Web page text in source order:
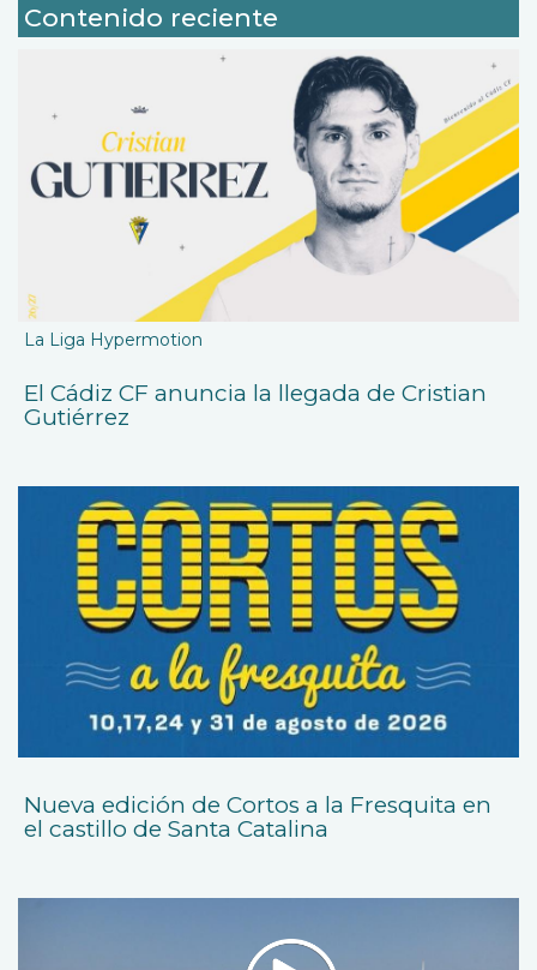
Contenido reciente
La Liga Hypermotion
El Cádiz CF anuncia la llegada de Cristian
Gutiérrez
Nueva edición de Cortos a la Fresquita en
el castillo de Santa Catalina